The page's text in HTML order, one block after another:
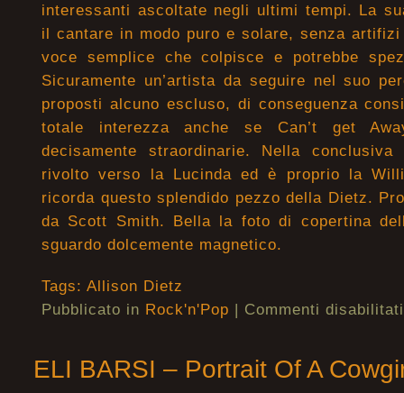
interessanti ascoltate negli ultimi tempi. La
il cantare in modo puro e solare, senza
voce semplice che colpisce e potrebbe
Sicuramente un’artista da seguire nel suo
proposti alcuno escluso, di conseguenza
totale interezza anche se Can’t get
decisamente straordinarie. Nella
rivolto verso la Lucinda ed è proprio la
ricorda questo splendido pezzo della Dietz.
da Scott Smith. Bella la foto di copertina
sguardo dolcemente magnetico.
Tags: Allison Dietz
Pubblicato in Rock'n'Pop | Commenti disabilitati
ELI BARSI – Portrait Of A